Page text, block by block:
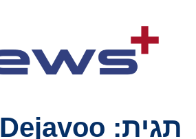
תגית: Dejavoo